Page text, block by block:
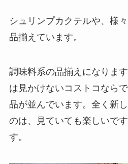
シュリンプカクテルや、様
品揃えています。
調味料系の品揃えになりま
は見かけないコストコなら
品が並んでいます。全く新
のは、見ていても楽しいで
す。